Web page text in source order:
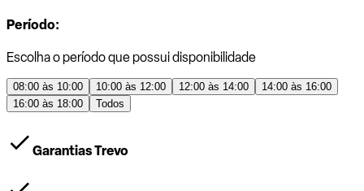
Período:
Escolha o período que possui disponibilidade
08:00 às 10:00 10:00 às 12:00 12:00 às 14:00
14:00 às 16:00
16:00 às 18:00
Todos
Garantias Trevo